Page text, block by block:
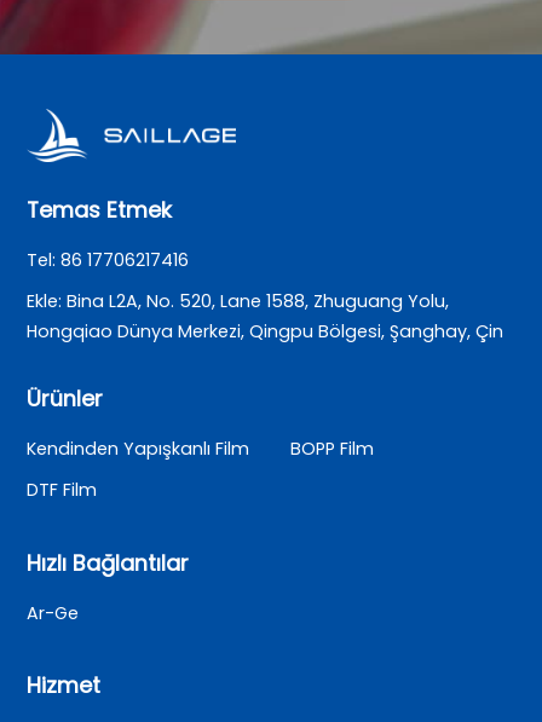
Temas Etmek
Tel: 86 17706217416
Ekle: Bina L2A, No. 520, Lane 1588, Zhuguang Yolu,
Hongqiao Dünya Merkezi, Qingpu Bölgesi, Şanghay, Çin
Ürünler
Kendinden Yapışkanlı Film
BOPP Film
DTF Film
Hızlı Bağlantılar
Ar-Ge
Hizmet